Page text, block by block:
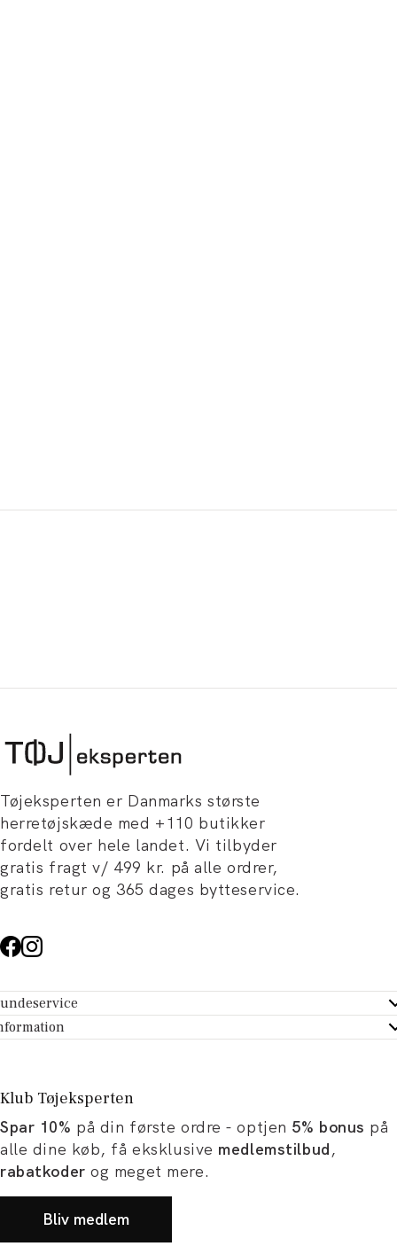
Tøjeksperten er Danmarks største
herretøjskæde med +110 butikker
fordelt over hele landet. Vi tilbyder
gratis fragt v/ 499 kr. på alle ordrer,
gratis retur og 365 dages bytteservice.
- Hjælpecenter
dit køb
Tøjeksperten
og artikler
og karriere
Klub Tøjeksperten
Spar 10% på din første ordre - optjen 5% bonus på
alle dine køb, få eksklusive medlemstilbud,
rabatkoder og meget mere.
Bliv medlem